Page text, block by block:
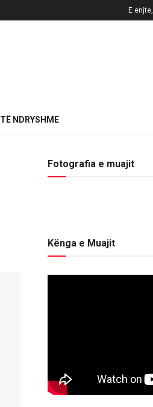
E
TË NDRYSHME
Fotografia e muajit
Kënga e Muajit